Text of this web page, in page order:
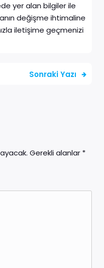
yer alan bilgiler ile
değişme ihtimaline
iletişime geçmenizi
Sonraki Yazı
Gerekli alanlar *